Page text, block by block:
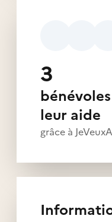
3
leur aide
grâce à